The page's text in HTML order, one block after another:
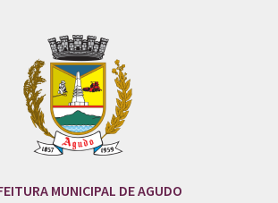
MUNICIPAL DE AGUDO